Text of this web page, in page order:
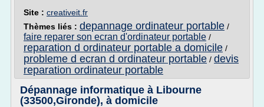
Site : creativeit.fr
Thèmes liés : depannage ordinateur portable /
faire reparer son ecran d'ordinateur portable /
reparation d ordinateur portable a domicile /
probleme d ecran d ordinateur portable / devis
reparation ordinateur portable
Dépannage informatique à Libourne
(33500,Gironde), à domicile